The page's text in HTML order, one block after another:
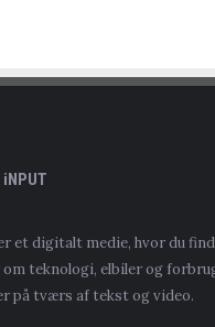
et digitalt medie, hvor du
om teknologi, elbiler og
på tværs af tekst og video.